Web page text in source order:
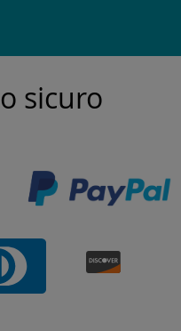
sicuro